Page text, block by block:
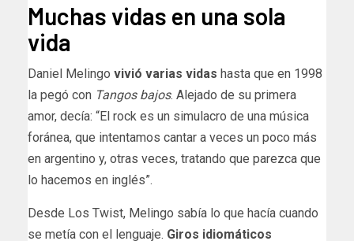
Muchas vidas en una sola
vida
Daniel Melingo vivió varias vidas hasta que en 1998
la pegó con Tangos bajos. Alejado de su primera
amor, decía: “El rock es un simulacro de una música
foránea, que intentamos cantar a veces un poco más
en argentino y, otras veces, tratando que parezca que
lo hacemos en inglés”.
Desde Los Twist, Melingo sabía lo que hacía cuando
se metía con el lenguaje. Giros idiomáticos